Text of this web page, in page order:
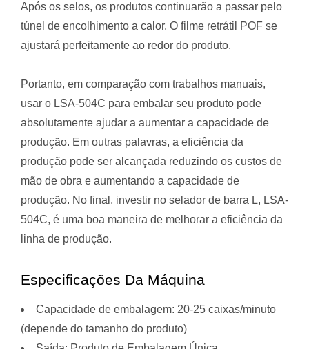
Após os selos, os produtos continuarão a passar pelo
túnel de encolhimento a calor. O filme retrátil POF se
ajustará perfeitamente ao redor do produto.
Portanto, em comparação com trabalhos manuais,
usar o LSA-504C para embalar seu produto pode
absolutamente ajudar a aumentar a capacidade de
produção. Em outras palavras, a eficiência da
produção pode ser alcançada reduzindo os custos de
mão de obra e aumentando a capacidade de
produção. No final, investir no selador de barra L, LSA-
504C, é uma boa maneira de melhorar a eficiência da
linha de produção.
Especificações Da Máquina
Capacidade de embalagem: 20-25 caixas/minuto
(depende do tamanho do produto)